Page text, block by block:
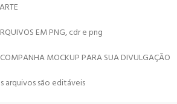
EM PNG, cdr e png
MOCKUP PARA SUA DIVULGAÇÃO
arquivos são editáveis